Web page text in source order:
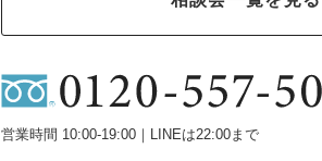
営業時間 10:00-19:00｜LINEは22:00まで